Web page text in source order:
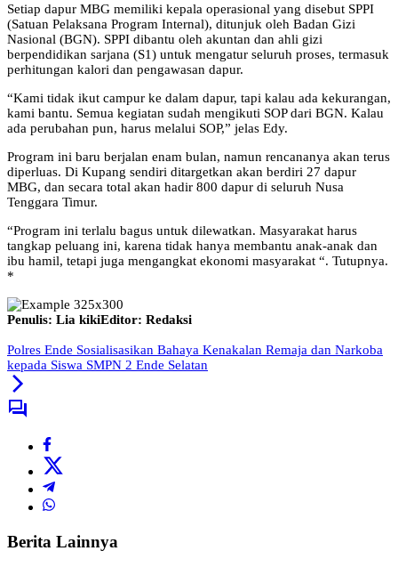
Setiap dapur MBG memiliki kepala operasional yang disebut SPPI
(Satuan Pelaksana Program Internal), ditunjuk oleh Badan Gizi
Nasional (BGN). SPPI dibantu oleh akuntan dan ahli gizi
berpendidikan sarjana (S1) untuk mengatur seluruh proses, termasuk
perhitungan kalori dan pengawasan dapur.
“Kami tidak ikut campur ke dalam dapur, tapi kalau ada kekurangan,
kami bantu. Semua kegiatan sudah mengikuti SOP dari BGN. Kalau
ada perubahan pun, harus melalui SOP,” jelas Edy.
Program ini baru berjalan enam bulan, namun rencananya akan terus
diperluas. Di Kupang sendiri ditargetkan akan berdiri 27 dapur
MBG, dan secara total akan hadir 800 dapur di seluruh Nusa
Tenggara Timur.
“Program ini terlalu bagus untuk dilewatkan. Masyarakat harus
tangkap peluang ini, karena tidak hanya membantu anak-anak dan
ibu hamil, tetapi juga mengangkat ekonomi masyarakat “. Tutupnya.
*
Penulis: Lia kikiEditor: Redaksi
Polres Ende Sosialisasikan Bahaya Kenakalan Remaja dan Narkoba
kepada Siswa SMPN 2 Ende Selatan
Berita Lainnya